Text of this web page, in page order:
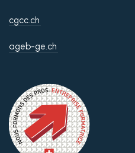
cgcc.ch
ageb-ge.ch